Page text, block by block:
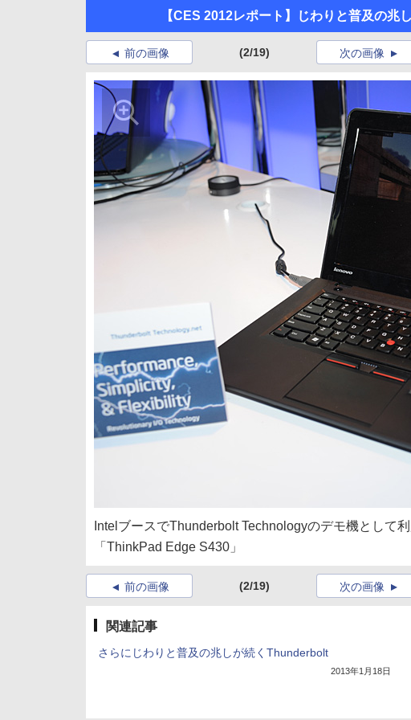
【CES 2012レポート】じわりと普及の
前の画像 (2/19) 次の画像
IntelブースでThunderbolt Technologyのデモ機として
「ThinkPad Edge S430」
前の画像 (2/19) 次の画像
関連記事
さらにじわりと普及の兆しが続くThunderbolt
2013年1月18日